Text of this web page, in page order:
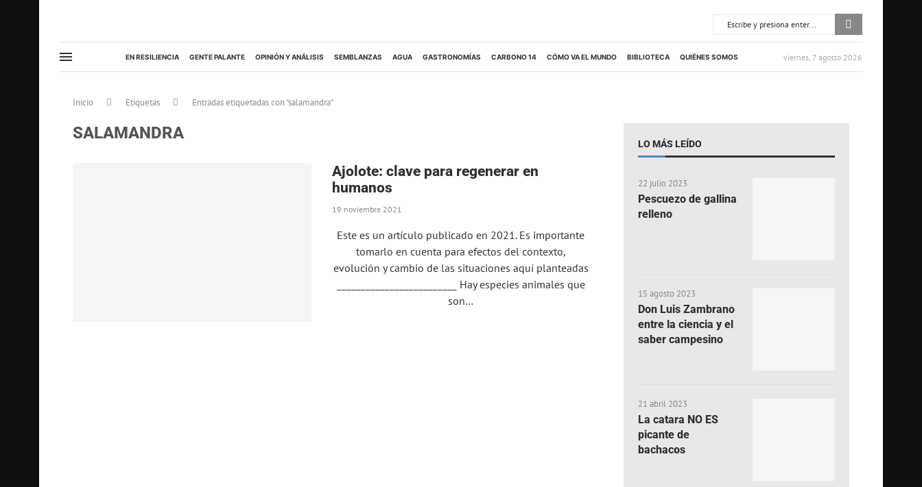
EN RESILIENCIA GENTE PALANTE OPINIÓN Y ANÁLISIS SEMBLANZAS AGUA GASTRONOMÍAS CARBONO 14 CÓMO VA EL MUNDO BIBLIOTECA QUIÉNES SOMOS viernes, 7 agosto 2026
Inicio Etiquetas Entradas etiquetadas con "salamandra"
SALAMANDRA
Ajolote: clave para regenerar en
humanos
19 noviembre 2021
Este es un artículo publicado en 2021. Es importante
tomarlo en cuenta para efectos del contexto,
evolución y cambio de las situaciones aquí planteadas
_________________________ Hay especies animales que
son…
LO MÁS LEÍDO
22 julio 2023
Pescuezo de gallina
relleno
15 agosto 2023
Don Luis Zambrano
entre la ciencia y el
saber campesino
21 abril 2023
La catara NO ES
picante de
bachacos